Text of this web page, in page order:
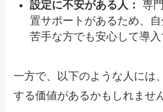
設定に不安がある人： 専
置サポートがあるため、
苦手な方でも安心して導入
一方で、以下のような人には
する価値があるかもしれませ